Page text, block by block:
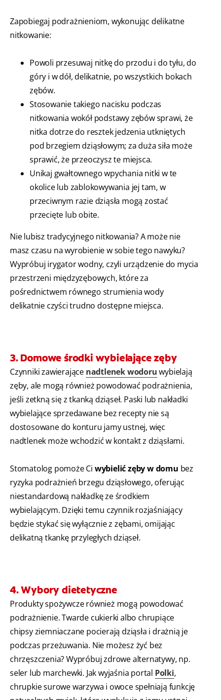
Zapobiegaj podrażnieniom, wykonując delikatne
nitkowanie:
Powoli przesuwaj nitkę do przodu i do tyłu, do
góry i w dół, delikatnie, po wszystkich bokach
zębów.
Stosowanie takiego nacisku podczas
nitkowania wokół podstawy zębów sprawi, że
nitka dotrze do resztek jedzenia utkniętych
pod brzegiem dziąsłowym; za duża siła może
sprawić, że przeoczysz te miejsca.
Unikaj gwałtownego wpychania nitki w te
okolice lub zablokowywania jej tam, w
przeciwnym razie dziąsła mogą zostać
przecięte lub obite.
Nie lubisz tradycyjnego nitkowania? A może nie
masz czasu na wyrobienie w sobie tego nawyku?
Wypróbuj irygator wodny, czyli urządzenie do mycia
przestrzeni międzyzębowych, które za
pośrednictwem równego strumienia wody
delikatnie czyści trudno dostępne miejsca.
3. Domowe środki wybielające zęby
Czynniki zawierające nadtlenek wodoruwybielają
zęby, ale mogą również powodować podrażnienia,
jeśli zetkną się z tkanką dziąseł. Paski lub nakładki
wybielające sprzedawane bez recepty nie są
dostosowane do konturu jamy ustnej, więc
nadtlenek może wchodzić w kontakt z dziąsłami.
Stomatolog pomoże Ci wybielić zęby w domu bez
ryzyka podrażnień brzegu dziąsłowego, oferując
niestandardową nakładkę ze środkiem
wybielającym. Dzięki temu czynnik rozjaśniający
będzie stykać się wyłącznie z zębami, omijając
delikatną tkankę przyległych dziąseł.
4. Wybory dietetyczne
Produkty spożywcze również mogą powodować
podrażnienie. Twarde cukierki albo chrupiące
chipsy ziemniaczane pocierają dziąsła i drażnią je
podczas przeżuwania. Nie możesz żyć bez
chrzęszczenia? Wypróbuj zdrowe alternatywy, np.
seler lub marchewki. Jak wyjaśnia portal Polki,
chrupkie surowe warzywa i owoce spełniają funkcję